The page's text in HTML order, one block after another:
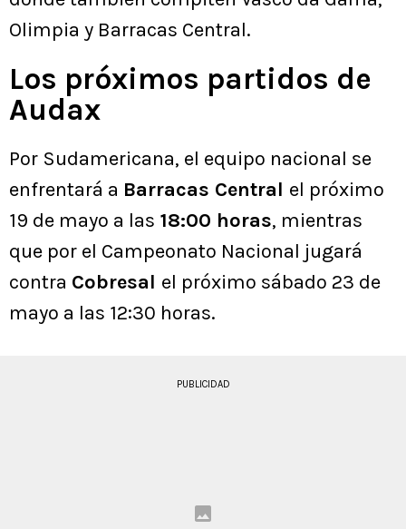
Olimpia y Barracas Central.
Los próximos partidos de
Audax
Por Sudamericana, el equipo nacional se
enfrentará a Barracas Central el próximo
19 de mayo a las 18:00 horas, mientras
que por el Campeonato Nacional jugará
contra Cobresal el próximo sábado 23 de
mayo a las 12:30 horas.
PUBLICIDAD